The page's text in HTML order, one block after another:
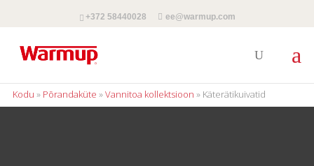
+372 58440028 ee@warmup.com
Kodu » Põrandaküte »Vannitoa kollektsioon » Käterätikuivatid